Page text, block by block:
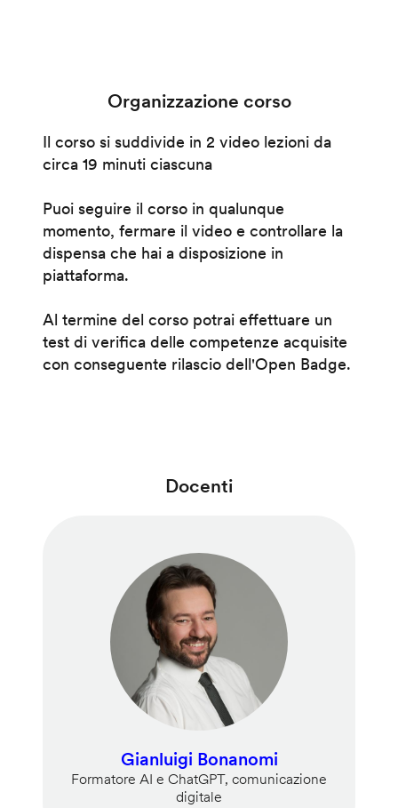
Organizzazione corso
Il corso si suddivide in 2 video lezioni da
circa 19 minuti ciascuna
Puoi seguire il corso in qualunque
momento, fermare il video e controllare la
dispensa che hai a disposizione in
piattaforma.
Al termine del corso potrai effettuare un
test di verifica delle competenze acquisite
con conseguente rilascio dell'Open Badge.
Docenti
Gianluigi Bonanomi
Formatore AI e ChatGPT, comunicazione
digitale